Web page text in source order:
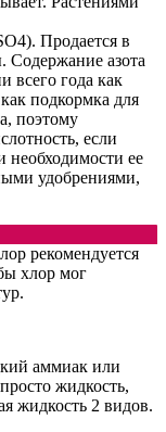
Продается в
Содержание азота
всего года как
подкормка для
поэтому
если
необходимости ее
удобрениями,
рекомендуется
хлор мог
аммиак или
жидкость,
жидкость 2 видов.